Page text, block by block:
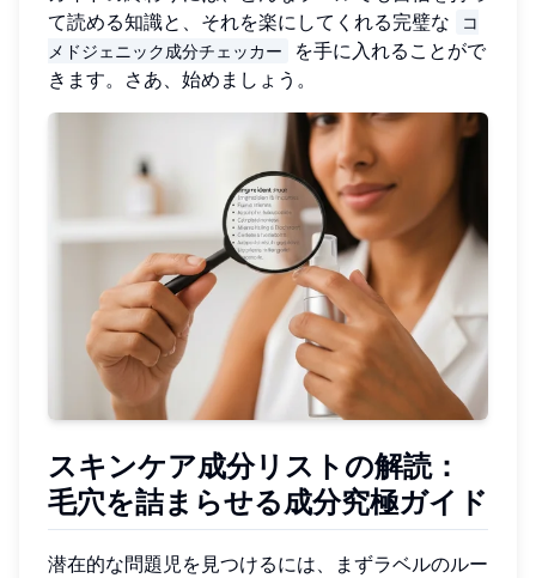
て読める知識と、それを楽にしてくれる完璧な
コ
メドジェニック成分チェッカー
を手に入れることがで
きます。さあ、始めましょう。
スキンケア成分リストの解読：
毛穴を詰まらせる成分究極ガイド
潜在的な問題児を見つけるには、まずラベルのルー